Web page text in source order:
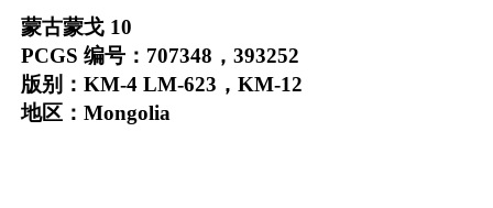
蒙古蒙戈 10
PCGS 编号：707348，393252
版别：KM-4 LM-623，KM-12
地区：Mongolia